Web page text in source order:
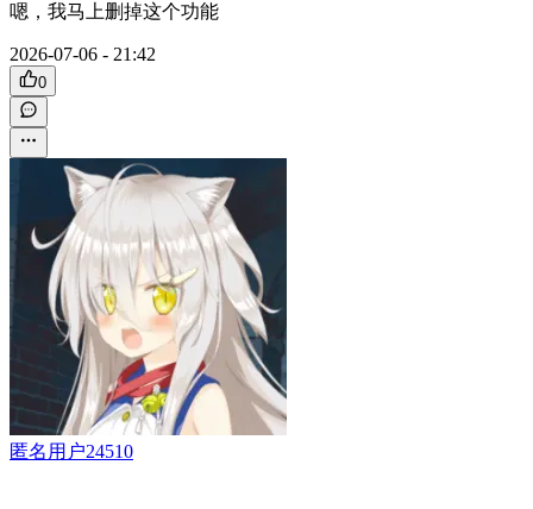
嗯，我马上删掉这个功能
2026-07-06 - 21:42
0
匿名用户24510